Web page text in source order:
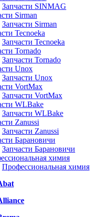
Запчасти SINMAG
Sirman
Запчасти Sirman
Tecnoeka
Запчасти Tecnoeka
Tornado
Запчасти Tornado
Unox
Запчасти Unox
VortMax
Запчасти VortMax
WLBake
Запчасти WLBake
Zanussi
Запчасти Zanussi
Барановичи
Запчасти Барановичи
химия
Профессиональная химия